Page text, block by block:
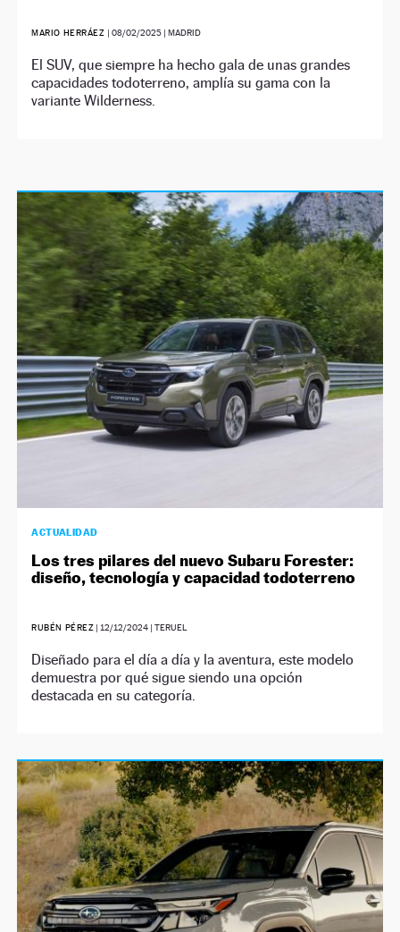
MARIO HERRÁEZ | 08/02/2025| MADRID
El SUV, que siempre ha hecho gala de unas grandes
capacidades todoterreno, amplía su gama con la
variante Wilderness.
ACTUALIDAD
Los tres pilares del nuevo Subaru Forester:
diseño, tecnología y capacidad todoterreno
RUBÉN PÉREZ | 12/12/2024 | TERUEL
Diseñado para el día a día y la aventura, este modelo
demuestra por qué sigue siendo una opción
destacada en su categoría.